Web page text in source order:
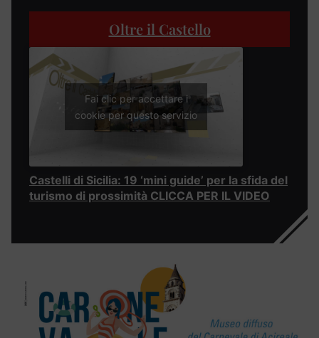
Oltre il Castello
Fai clic per accettare i
cookie per questo servizio
Castelli di Sicilia: 19 ‘mini guide’ per la sfida del
turismo di prossimità CLICCA PER IL VIDEO